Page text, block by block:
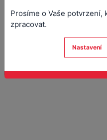
hospodářství
Prosíme o Vaše potvrzení,
zpracovat.
Nastavení